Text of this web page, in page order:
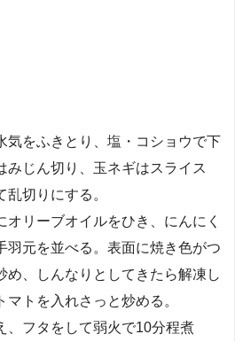
気をふきとり、塩・コショウで下
みじん切り、玉ネギはスライス
切りにする。
オリーブオイルをひき、にんにく
羽元を並べる。表面に焼き色がつ
め、しんなりとしてきたら解凍し
トを入れさっと炒める。
、フタをして弱火で10分程煮